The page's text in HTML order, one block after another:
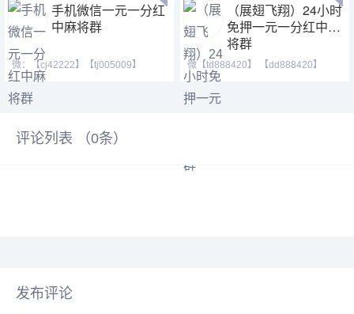
手机微信一元一分红
中麻将群
微：【cj42222】【tj005009】
（展翅飞翔）24小时
免押一元一分红中麻
将群
微【td888420】 【dd888420】
【td21155】红中麻将 跑
评论列表 （0条）
发布评论